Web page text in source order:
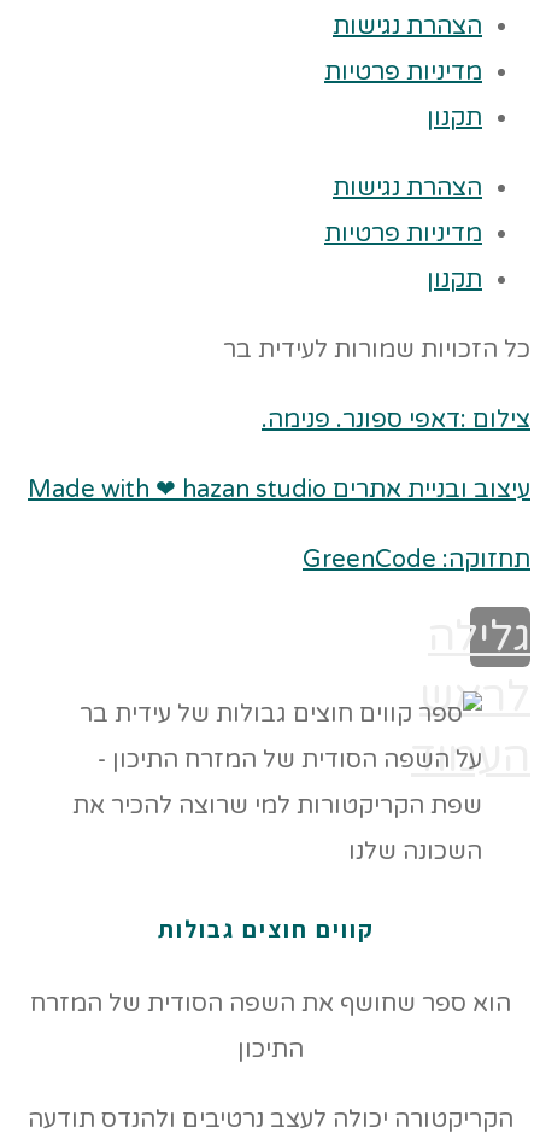
הצהרת נגישות
מדיניות פרטיות
תקנון
הצהרת נגישות
מדיניות פרטיות
תקנון
כל הזכויות שמורות לעידית בר
צילום :דאפי ספונר. פנימה.
עיצוב ובניית אתרים Made with ❤ hazan studio
תחזוקה: GreenCode
גלילה
לראש
העמוד
קווים חוצים גבולות
הוא ספר שחושף את השפה הסודית של המזרח
התיכון
הקריקטורה יכולה לעצב נרטיבים ולהנדס תודעה